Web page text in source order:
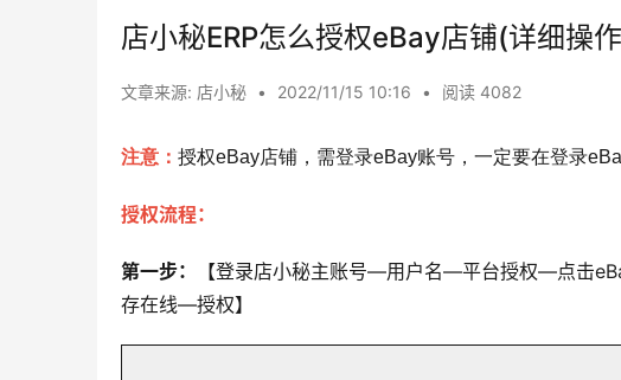
店小秘ERP怎么授权eBay店铺(详细操
文章来源: 店小秘 • 2022/11/15 10:16 • 阅读 4082
注意： 授权eBay店铺，需登录eBay账号，一定要在登录
授权流程：
第一步：
【登录店小秘主账号—用户名—平台授权—点击
存在线—授权】